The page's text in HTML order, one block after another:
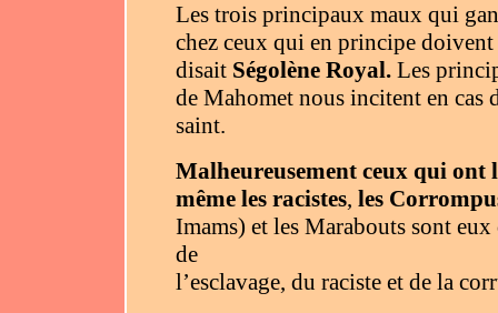
Les trois principaux maux qui
chez ceux qui en principe doivent
disait Ségolène Royal. Les
de Mahomet nous incitent en
saint.
Malheureusement ceux qui
même les racistes, les
Imams) et les Marabouts sont
de
l’esclavage, du raciste et de la